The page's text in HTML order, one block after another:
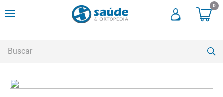
0
TERMOS MAIS BUSCADOS